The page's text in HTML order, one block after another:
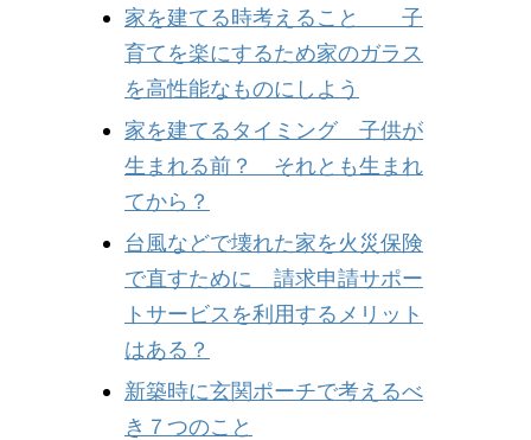
家を建てる時考えること 子
育てを楽にするため家のガラス
を高性能なものにしよう
家を建てるタイミング 子供が
生まれる前？ それとも生まれ
てから？
台風などで壊れた家を火災保険
で直すために 請求申請サポー
トサービスを利用するメリット
はある？
新築時に玄関ポーチで考えるべ
き７つのこと